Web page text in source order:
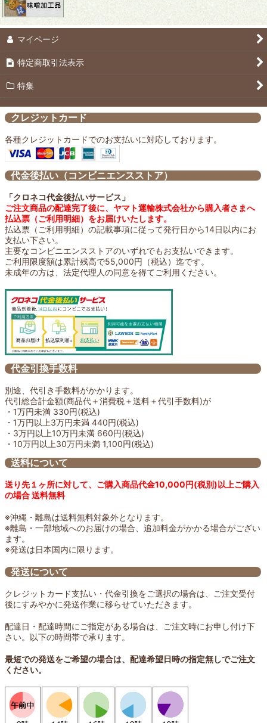
マイページ
特定商取引法表示
特集
クレジットカード
各種クレジットカードでのお支払いに対応しております。
代金後払い（コンビニエンスストア）
「クロネコ代金後払いサービス」
ご注文商品の配達完了後に、ヤマト運輸株式会社から購入者さまへ
払込票（ご利用明細）をお届けいたします。
払込票（ご利用明細）の記載事項に従って発行日から14日以内にお
支払い下さい。
主要なコンビニエンスストアのいずれでもお支払いできます。
ご利用限度額は累計残高で55,000円（税込）迄です。
未成年の方は、法定代理人の同意を得てご利用ください。
代金引換手数料
別途、代引き手数料がかかります。
代引総合計金額(商品代＋消費税＋送料＋代引手数料)が
・1万円未満 330円(税込)
・1万円以上3万円未満 440円(税込)
・3万円以上10万円未満 660円(税込)
・10万円以上30万円未満 1,100円(税込)
送料について
送り先１ヶ所に対して、ご購入商品代金10,000円(税別)以上ご購入
の場合 送料無料
※沖縄・離島は送料無料対象外となります。
※離島・一部地域へのお届けの場合、追加料金がかかる場合がござい
ます。
※発送は日本国内に限ります。
発送について
クレジットカード支払い・代金引換をご選択の場合は、ご注文受付
後にすみやかに発送作業に移らせていただきます。
配達日・配達時間にご指定がある場合は、ご注文時にお申し付け下
さい。以下の時間帯で承ります。
最短での発送をご希望の場合は、配達希望日時の指定無しでご注文
ください。